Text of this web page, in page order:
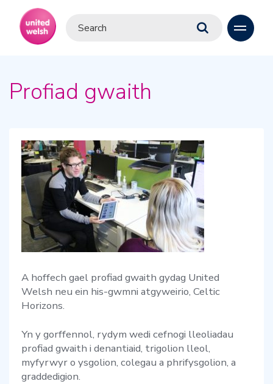
Profiad gwaith
A hoffech gael profiad gwaith gydag United
Welsh neu ein his-gwmni atgyweirio, Celtic
Horizons.
Yn y gorffennol, rydym wedi cefnogi lleoliadau
profiad gwaith i denantiaid, trigolion lleol,
myfyrwyr o ysgolion, colegau a phrifysgolion, a
graddedigion.